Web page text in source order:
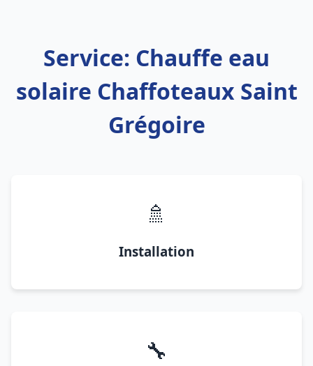
Service: Chauffe eau
solaire Chaffoteaux Saint
Grégoire
🚿
Installation
🔧